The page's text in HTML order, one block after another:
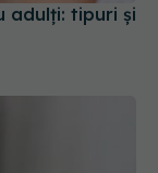
adulți: tipuri și